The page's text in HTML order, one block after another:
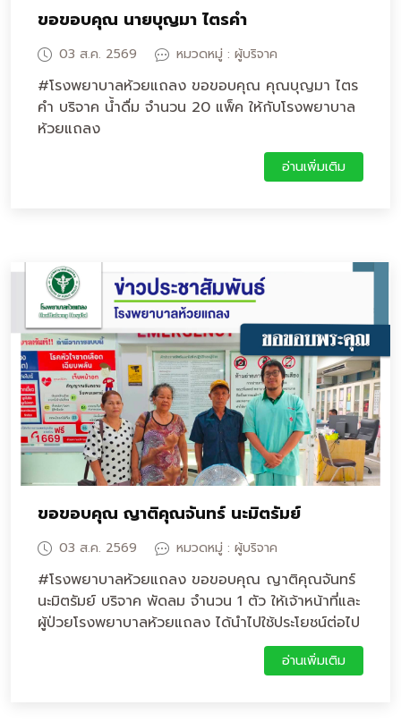
ขอขอบคุณ นายบุญมา ไตรคำ
03 ส.ค. 2569 หมวดหมู่ : ผู้บริจาค
#โรงพยาบาลห้วยแถลง ขอขอบคุณ คุณบุญมา ไตร
คำ บริจาค น้ำดื่ม จำนวน 20 แพ็ค ให้กับโรงพยาบาล
ห้วยแถลง
อ่านเพิ่มเติม
ขอขอบคุณ ญาติคุณจันทร์ นะมิตรัมย์
03 ส.ค. 2569 หมวดหมู่ : ผู้บริจาค
#โรงพยาบาลห้วยแถลง ขอขอบคุณ ญาติคุณจันทร์
นะมิตรัมย์ บริจาค พัดลม จำนวน 1 ตัว ให้เจ้าหน้าที่และ
ผู้ป่วยโรงพยาบาลห้วยแถลง ได้นำไปใช้ประโยชน์ต่อไป
อ่านเพิ่มเติม